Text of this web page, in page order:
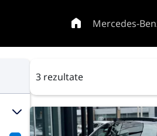
Mercedes-
3 rezultate